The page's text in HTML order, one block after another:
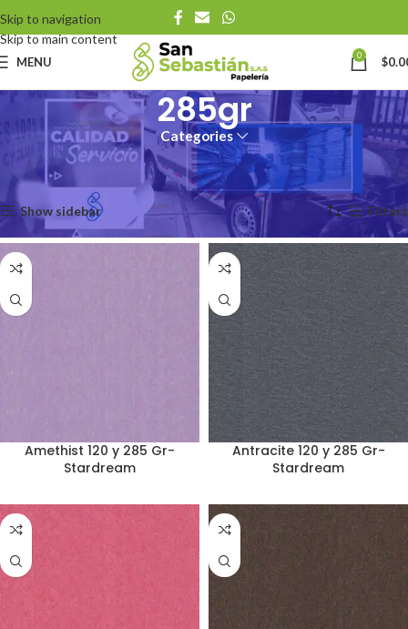
Skip to navigation
Skip to main content
MENU 0 $
285gr
Categories
Productos Cartulina Gramaje 285gr
Mostrando 1–12 de 18 resultados
Show sidebar Filters
Amethist 120 y 285 Gr-
Stardream
Antracite 120 y 285 Gr-
Stardream